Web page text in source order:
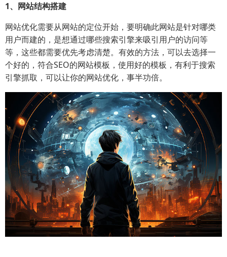
1、网站结构搭建
网站优化需要从网站的定位开始，要明确此网站是针对哪类
用户而建的，是想通过哪些搜索引擎来吸引用户的访问等
等，这些都需要优先考虑清楚。有效的方法，可以去选择一
个好的，符合SEO的网站模板，使用好的模板，有利于搜索
引擎抓取，可以让你的网站优化，事半功倍。